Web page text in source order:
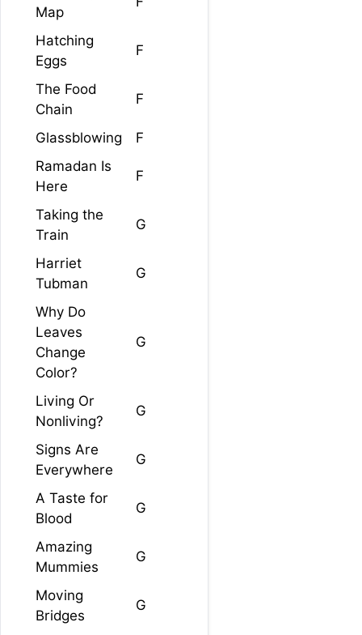
Map
Hatching
Eggs
F
The Food
Chain
F
Glassblowing
F
Ramadan Is
Here
F
Taking the
Train
G
Harriet
Tubman
G
Why Do
Leaves
Change
Color?
G
Living Or
Nonliving?
G
Signs Are
Everywhere
G
A Taste for
Blood
G
Amazing
Mummies
G
Moving
Bridges
G